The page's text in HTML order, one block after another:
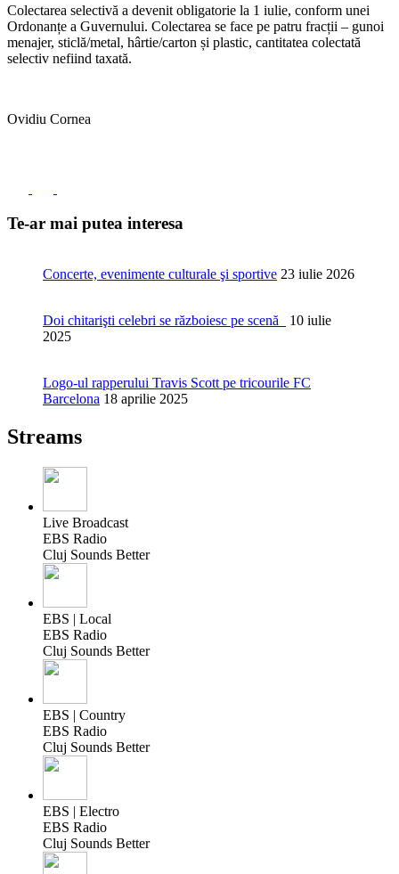
Colectarea selectivă a devenit obligatorie la 1 iulie, conform unei
Ordonanțe a Guvernului. Colectarea se face pe patru fracții – gunoi
menajer, sticlă/metal, hârtie/carton și plastic, cantitatea colectată
selectiv nefiind taxată.
Ovidiu Cornea
Te-ar mai putea interesa
Concerte, evenimente culturale şi sportive 23 iulie 2026
Doi chitarişti celebri se războiesc pe scenă
10 iulie
2025
Logo-ul rapperului Travis Scott pe tricourile FC
Barcelona 18 aprilie 2025
Streams
Live Broadcast
EBS Radio
Cluj Sounds Better
EBS | Local
EBS Radio
Cluj Sounds Better
EBS | Country
EBS Radio
Cluj Sounds Better
EBS | Electro
EBS Radio
Cluj Sounds Better